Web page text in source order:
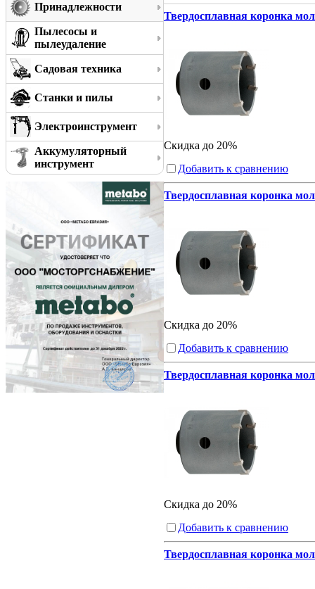
Принадлежности
Пылесосы и
пылеудаление
Садовая техника
Станки и пилы
Электроинструмент
Аккумуляторный
инструмент
Твердосплавная коронка
Скидка до 20%
Добавить к сравнению
Твердосплавная коронка
Скидка до 20%
Добавить к сравнению
Твердосплавная коронка
Скидка до 20%
Добавить к сравнению
Твердосплавная коронка